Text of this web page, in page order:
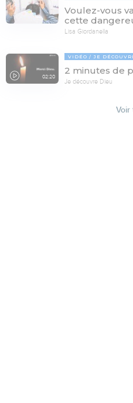
Voulez-vous
cette
Lisa Giordanella
02:20
VIDÉO JE
2 minutes de
Je découvre Dieu
Voir